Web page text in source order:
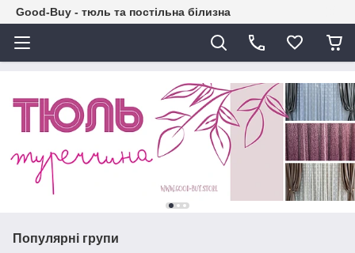
Good-Buy - тюль та постільна білизна
Популярні групи